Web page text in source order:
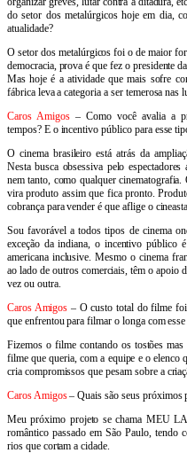
do setor dos metalúrgicos hoje em dia,
atualidade?
O setor dos metalúrgicos foi o de maior
democracia, prova é que fez o presidente
Mas hoje é a atividade que mais sofre
fábrica leva a categoria a ser temerosa nas
Caros Amigos– Como você avalia a
tempos? E o incentivo público para esse
O cinema brasileiro está atrás da
Nesta busca obsessiva pelo
nem tanto, como qualquer
vira produto assim que fica pronto.
cobrança para vender é que aflige o
Sou favorável a todos tipos de cinema
exceção da indiana, o incentivo público
americana inclusive. Mesmo o cinema
ao lado de outros comerciais, têm o apoio
vez ou outra.
Caros Amigos – O custo total do filme
que enfrentou para filmar o longa com
Fizemos o filme contando os tostões
filme que queria, com a equipe e o elenco
cria compromissos que pesam sobre a
Caros Amigos– Quais são seus próximos
Meu próximo projeto se chama MEU
romântico passado em São Paulo, tendo
rios que cortam a cidade.